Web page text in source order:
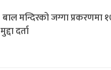
बाल मन्दिरको जग्गा प्रकरणमा
मुद्दा दर्ता